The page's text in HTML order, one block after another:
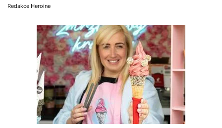
Redakce Heroine